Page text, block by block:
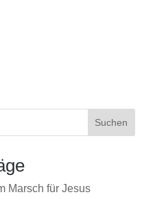
Suchen
Marsch für Jesus